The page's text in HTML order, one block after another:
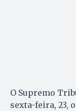
O Supremo
sexta-feira, 23,